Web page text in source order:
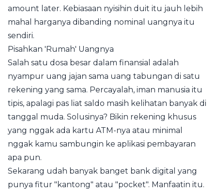
amount later. Kebiasaan nyisihin duit itu jauh lebih
mahal harganya dibanding nominal uangnya itu
sendiri.
Pisahkan 'Rumah' Uangnya
Salah satu dosa besar dalam finansial adalah
nyampur uang jajan sama uang tabungan di satu
rekening yang sama. Percayalah, iman manusia itu
tipis, apalagi pas liat saldo masih kelihatan banyak di
tanggal muda. Solusinya? Bikin rekening khusus
yang nggak ada kartu ATM-nya atau minimal
nggak kamu sambungin ke aplikasi pembayaran
apa pun.
Sekarang udah banyak banget bank digital yang
punya fitur "kantong" atau "pocket". Manfaatin itu.